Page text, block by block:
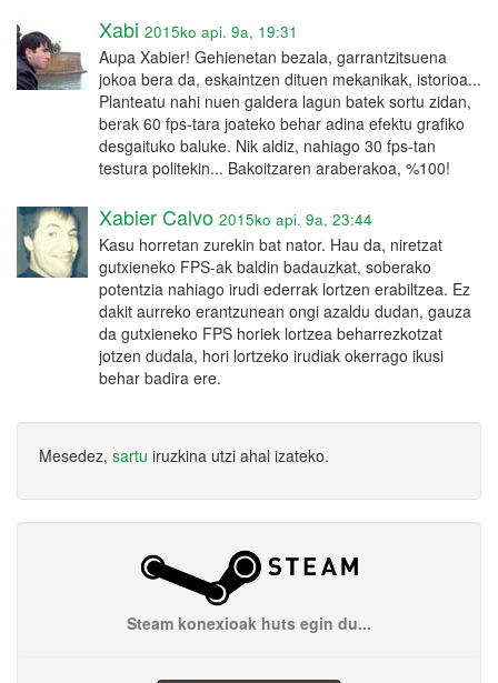
Xabi 2015ko api. 9a, 19:31
Aupa Xabier! Gehienetan bezala, garrantzitsuena
jokoa bera da, eskaintzen dituen mekanikak, istorioa...
Planteatu nahi nuen galdera lagun batek sortu zidan,
berak 60 fps-tara joateko behar adina efektu grafiko
desgaituko baluke. Nik aldiz, nahiago 30 fps-tan
testura politekin... Bakoitzaren araberakoa, %100!
Xabier Calvo 2015ko api. 9a, 23:44
Kasu horretan zurekin bat nator. Hau da, niretzat
gutxieneko FPS-ak baldin badauzkat, soberako
potentzia nahiago irudi ederrak lortzen erabiltzea. Ez
dakit aurreko erantzunean ongi azaldu dudan, gauza
da gutxieneko FPS horiek lortzea beharrezkotzat
jotzen dudala, hori lortzeko irudiak okerrago ikusi
behar badira ere.
Mesedez, sartu iruzkina utzi ahal izateko.
Steam konexioak huts egin du...